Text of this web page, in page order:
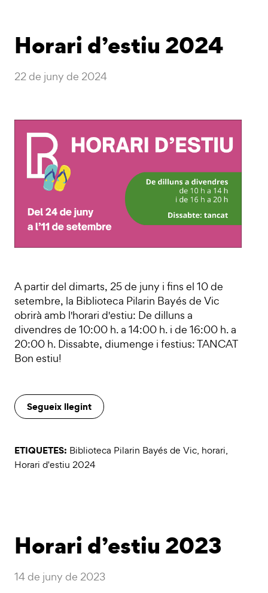
Horari d’estiu 2024
22 de juny de 2024
A partir del dimarts, 25 de juny i fins el 10 de
setembre, la Biblioteca Pilarin Bayés de Vic
obrirà amb l'horari d'estiu: De dilluns a
divendres de 10:00 h. a 14:00 h. i de 16:00 h. a
20:00 h. Dissabte, diumenge i festius: TANCAT
Bon estiu!
Segueix llegint
ETIQUETES: Biblioteca Pilarin Bayés de Vic, horari,
Horari d'estiu 2024
Horari d’estiu 2023
14 de juny de 2023